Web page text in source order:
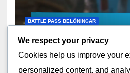
BATTLE PASS BELÖNINGAR
Battle Pass
Nivåer,
Låsningar
We respect your privacy
Cookies help us improve your
personalized content, and